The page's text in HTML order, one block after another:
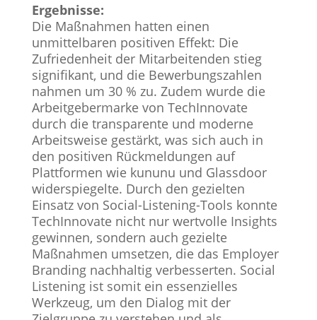
Ergebnisse:
Die Maßnahmen hatten einen
unmittelbaren positiven Effekt: Die
Zufriedenheit der Mitarbeitenden stieg
signifikant, und die Bewerbungszahlen
nahmen um 30 % zu. Zudem wurde die
Arbeitgebermarke von TechInnovate
durch die transparente und moderne
Arbeitsweise gestärkt, was sich auch in
den positiven Rückmeldungen auf
Plattformen wie kununu und Glassdoor
widerspiegelte. Durch den gezielten
Einsatz von Social-Listening-Tools konnte
TechInnovate nicht nur wertvolle Insights
gewinnen, sondern auch gezielte
Maßnahmen umsetzen, die das Employer
Branding nachhaltig verbesserten. Social
Listening ist somit ein essenzielles
Werkzeug, um den Dialog mit der